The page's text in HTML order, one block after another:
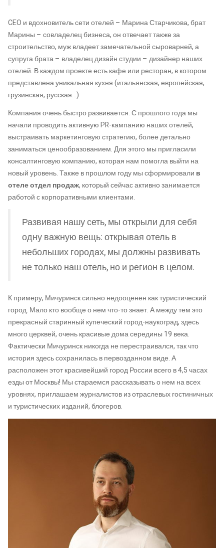
CEO и вдохновитель сети отелей – Марина Старчикова, брат
Марины – совладелец бизнеса, он отвечает также за
строительство, муж владеет замечательной сыроварней, а
супруга брата – владелец дизайн студии – дизайнер наших
отелей. В каждом проекте есть кафе или ресторан, в котором
представлена уникальная кухня (итальянская, европейская,
грузинская, русская…)
Компания очень быстро развивается. С прошлого года мы
начали проводить активную PR-кампанию наших отелей,
выстраивать маркетинговую стратегию, более детально
заниматься ценообразованием. Для этого мы пригласили
консалтинговую компанию, которая нам помогла выйти на
новый уровень. Также в прошлом году мы сформировали в
отеле отдел продаж, который сейчас активно занимается
работой с корпоративными клиентами.
Развивая нашу сеть, мы открыли для себя
одну важную вещь: открывая отель в
небольших городах, мы должны развивать
не только наш отель, но и регион в целом.
К примеру, Мичуринск сильно недооценен как туристический
город. Мало кто вообще о нем что-то знает. А между тем это
прекрасный старинный купеческий город-наукоград, здесь
много церквей, очень красивые дома середины 19 века.
Фактически Мичуринск никогда не перестраивался, так что
история здесь сохранилась в первозданном виде. А
расположен этот красивейший город России всего в 4,5 часах
езды от Москвы! Мы стараемся рассказывать о нем на всех
уровнях, приглашаем журналистов из отраслевых гостиничных
и туристических изданий, блогеров.